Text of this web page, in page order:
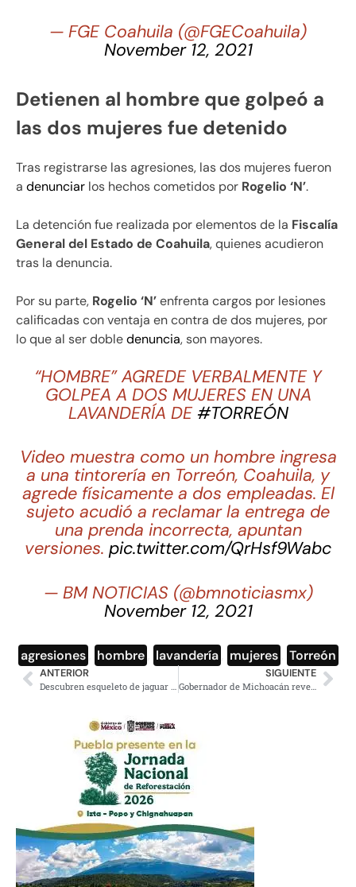
— FGE Coahuila (@FGECoahuila)
November 12, 2021
Detienen al hombre que golpeó a
las dos mujeres fue detenido
Tras registrarse las agresiones, las dos mujeres fueron
a denunciar los hechos cometidos por Rogelio ‘N’.
La detención fue realizada por elementos de la Fiscalía
General del Estado de Coahuila, quienes acudieron
tras la denuncia.
Por su parte, Rogelio ‘N’enfrenta cargos por lesiones
calificadas con ventaja en contra de dos mujeres, por
lo que al ser dobledenuncia, son mayores.
“HOMBRE” AGREDE VERBALMENTE Y
GOLPEA A DOS MUJERES EN UNA
LAVANDERÍA DE#TORREÓN
Video muestra como un hombre ingresa
a una tintorería en Torreón, Coahuila, y
agrede físicamente a dos empleadas. El
sujeto acudió a reclamar la entrega de
una prenda incorrecta, apuntan
versiones. pic.twitter.com/QrHsf9Wabc
— BM NOTICIAS (@bmnoticiasmx)
November 12, 2021
agresiones hombre lavandería mujeres Torreón
ANTERIOR SIGUIENTE
Gobernador de Michoacán revela contratos millonarios de Aureoles